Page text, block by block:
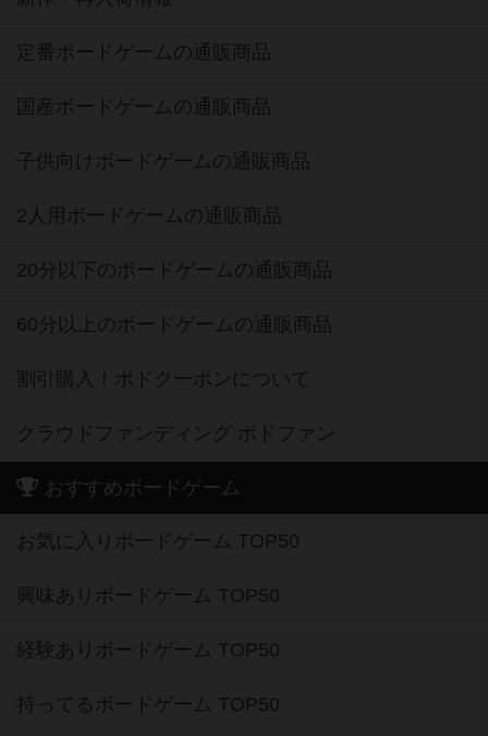
定番ボードゲームの通販商品
国産ボードゲームの通販商品
子供向けボードゲームの通販商品
2人用ボードゲームの通販商品
20分以下のボードゲームの通販商品
60分以上のボードゲームの通販商品
割引購入！ボドクーポンについて
クラウドファンディング ボドファン
おすすめボードゲーム
お気に入りボードゲーム TOP50
興味ありボードゲーム TOP50
経験ありボードゲーム TOP50
持ってるボードゲーム TOP50